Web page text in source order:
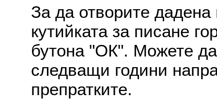
За да отворите
кутийката за писане
бутона "ОК". Можете
следващи години
препратките.